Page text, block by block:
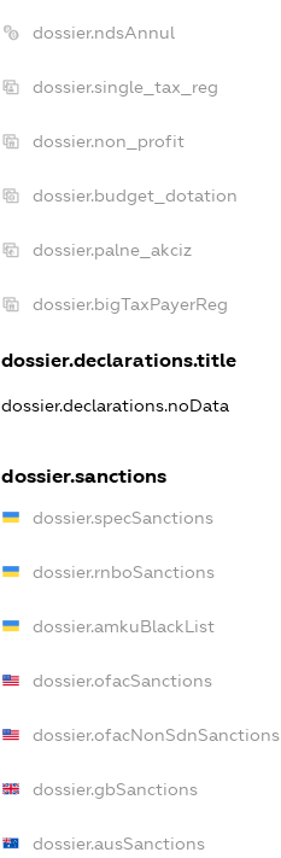
dossier.ndsAnnul
dossier.single_tax_reg
dossier.non_profit
dossier.budget_dotation
dossier.palne_akciz
dossier.bigTaxPayerReg
dossier.declarations.title
dossier.declarations.noData
dossier.sanctions
dossier.specSanctions
dossier.rnboSanctions
dossier.amkuBlackList
dossier.ofacSanctions
dossier.ofacNonSdnSanctions
dossier.gbSanctions
dossier.ausSanctions